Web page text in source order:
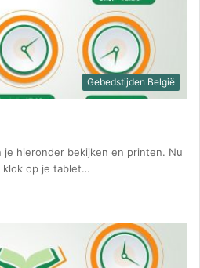
Gebedstijden België
je hieronder bekijken en printen. Nu
klok op je tablet…